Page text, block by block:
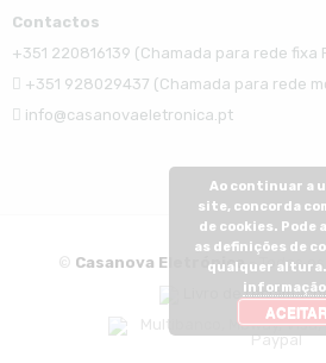
Contactos
+351 220816139 (Chamada para rede fixa
+351 928029437 (Chamada para rede
info@casanovaeletronica.pt
© Casanova Eletrónica- Todos
Ao continuar a
site, concorda
de cookies. Pode
as definições de
qualquer altura.
informação
ACEITAR